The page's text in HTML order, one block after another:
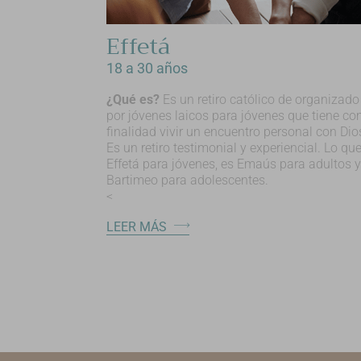
Effetá
18 a 30 años
¿Qué es? Es un retiro católico de organizado
por jóvenes laicos para jóvenes que tiene
finalidad vivir un encuentro personal con
Es un retiro testimonial y experiencial. Lo
Effetá para jóvenes, es Emaús para adultos y
Bartimeo para adolescentes.
<
LEER MÁS